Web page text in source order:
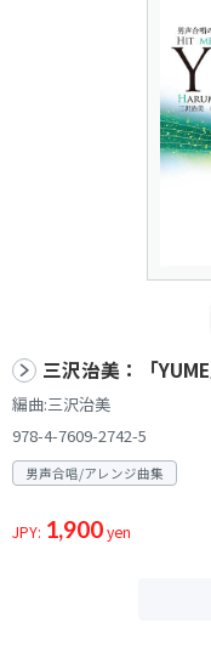
三沢治美：「
編曲:三沢治美
978-4-7609-2742-5
男声合唱/アレンジ曲集
JPY: 1,900yen